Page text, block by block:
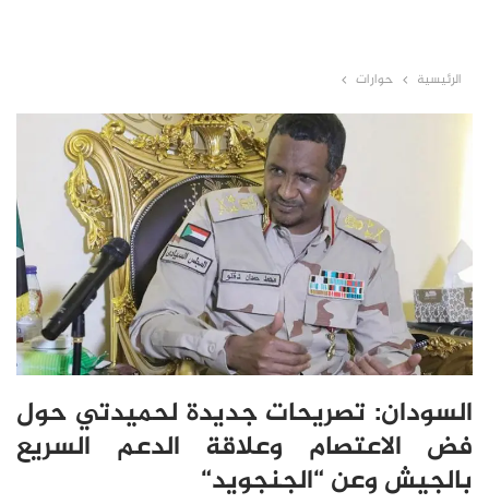
الرئيسية حوارات
السودان: تصريحات جديدة لحميدتي حول
فض الاعتصام وعلاقة الدعم السريع
بالجيش وعن “الجنجويد“